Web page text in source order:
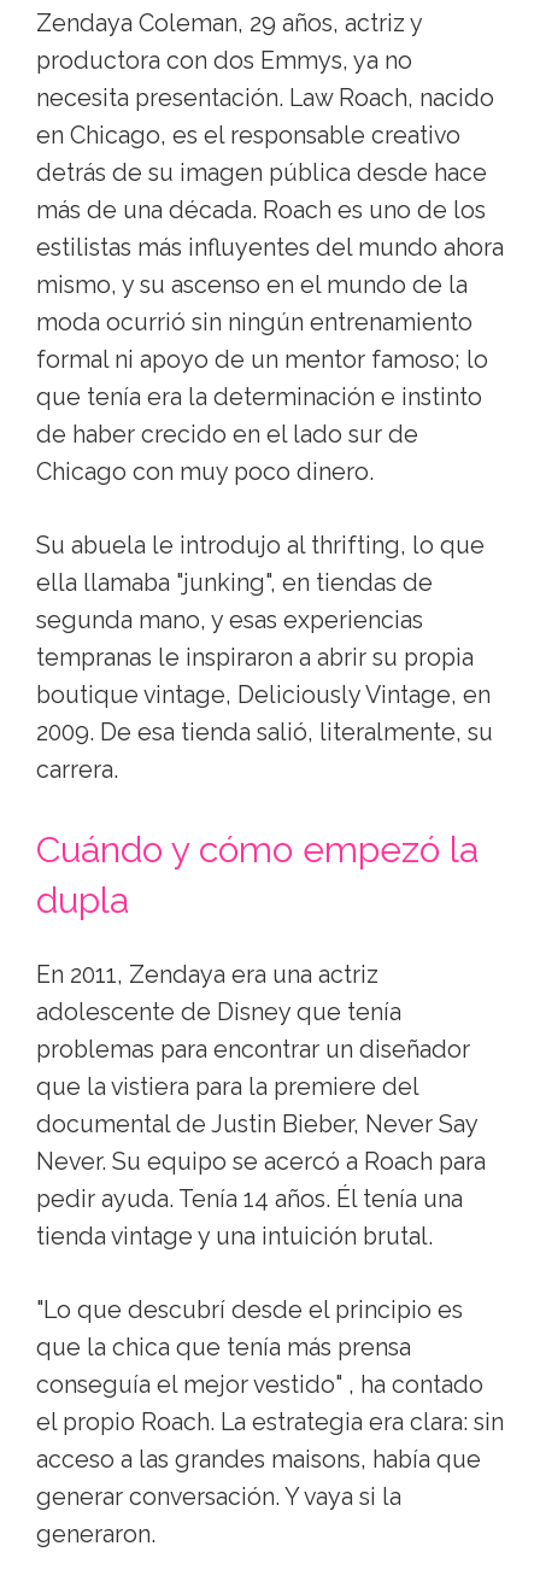
Zendaya Coleman, 29 años, actriz y
productora con dos Emmys, ya no
necesita presentación. Law Roach, nacido
en Chicago, es el responsable creativo
detrás de su imagen pública desde hace
más de una década. Roach es uno de los
estilistas más influyentes del mundo ahora
mismo, y su ascenso en el mundo de la
moda ocurrió sin ningún entrenamiento
formal ni apoyo de un mentor famoso; lo
que tenía era la determinación e instinto
de haber crecido en el lado sur de
Chicago con muy poco dinero.
Su abuela le introdujo al thrifting, lo que
ella llamaba "junking", en tiendas de
segunda mano, y esas experiencias
tempranas le inspiraron a abrir su propia
boutique vintage, Deliciously Vintage, en
2009. De esa tienda salió, literalmente, su
carrera.
Cuándo y cómo empezó la
dupla
En 2011, Zendaya era una actriz
adolescente de Disney que tenía
problemas para encontrar un diseñador
que la vistiera para la premiere del
documental de Justin Bieber, Never Say
Never. Su equipo se acercó a Roach para
pedir ayuda. Tenía 14 años. Él tenía una
tienda vintage y una intuición brutal.
"Lo que descubrí desde el principio es
que la chica que tenía más prensa
conseguía el mejor vestido" , ha contado
el propio Roach. La estrategia era clara: sin
acceso a las grandes maisons, había que
generar conversación. Y vaya si la
generaron.